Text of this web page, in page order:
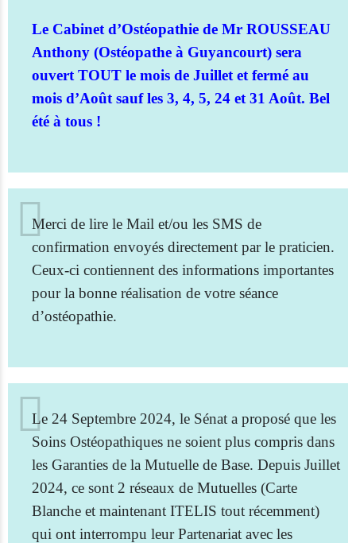
Le Cabinet d’Ostéopathie de Mr ROUSSEAU
Anthony (Ostéopathe à Guyancourt) sera
ouvert TOUT le mois de Juillet et fermé au
mois d’Août sauf les 3, 4, 5, 24 et 31 Août. Bel
été à tous !
Merci de lire le Mail et/ou les SMS de
confirmation envoyés directement par le praticien.
Ceux-ci contiennent des informations importantes
pour la bonne réalisation de votre séance
d’ostéopathie.
Le 24 Septembre 2024, le Sénat a proposé que les
Soins Ostéopathiques ne soient plus compris dans
les Garanties de la Mutuelle de Base. Depuis Juillet
2024, ce sont 2 réseaux de Mutuelles (Carte
Blanche et maintenant ITELIS tout récemment)
qui ont interrompu leur Partenariat avec les